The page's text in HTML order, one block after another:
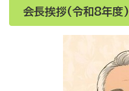
会長挨拶(令和8年度)